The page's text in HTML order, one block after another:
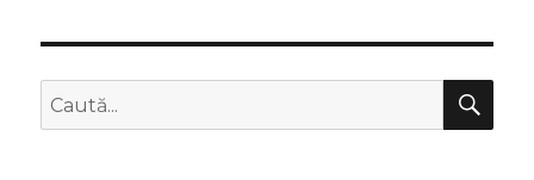
Caută
după: